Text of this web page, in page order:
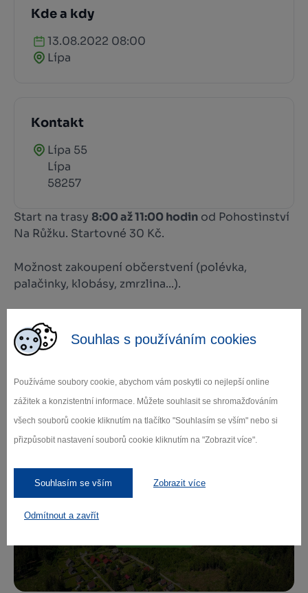
Souhlas s používáním cookies
Používáme soubory cookie, abychom vám poskytli co nejlepší online
zážitek a konzistentní informace. Můžete souhlasit se shromažďováním
všech souborů cookie kliknutím na tlačítko "Souhlasím se vším" nebo si
přizpůsobit nastavení souborů cookie kliknutím na "Zobrazit více".
Souhlasím se vším Zobrazit více
Odmítnout a zavřít
Kde a kdy
13.08.2022 08:00
Lípa
Kontakt
Lípa 55
Lípa
58257
Start na trasy 8:00 až 11:00 hodin od Pohostinství
Na Růžku. Startovné 30 Kč.
Možnost zakoupení občerstvení (polévka,
palačinky, klobásy, zmrzlina...).
Zamilujte si Vysočinu
Přihlaste se k odběru našeho newsletteru
o novinkách.
Záleží nám na ochraně osobních údajů.